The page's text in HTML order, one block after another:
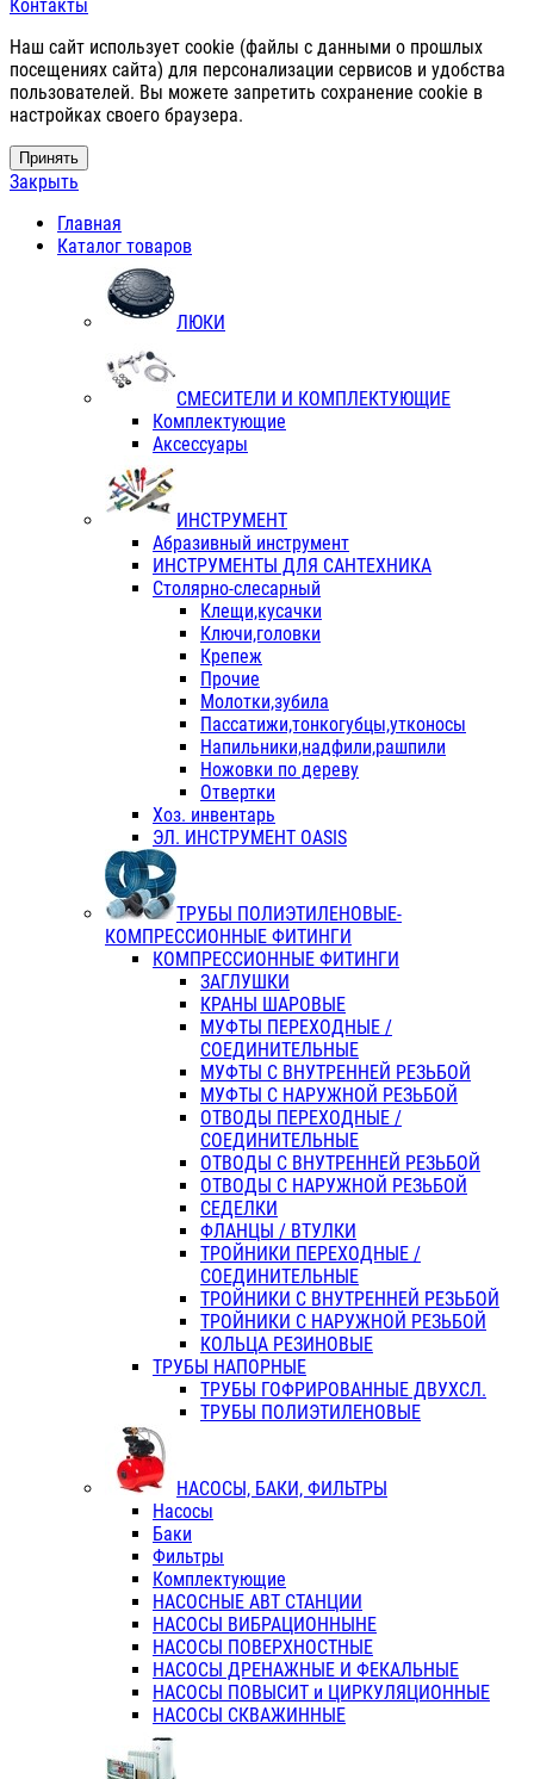
Контакты
Наш сайт использует cookie (файлы с данными о прошлых
посещениях сайта) для персонализации сервисов и удобства
пользователей. Вы можете запретить сохранение cookie в
настройках своего браузера.
Принять
Закрыть
Главная
Каталог товаров
ЛЮКИ
СМЕСИТЕЛИ И КОМПЛЕКТУЮЩИЕ
Комплектующие
Аксессуары
ИНСТРУМЕНТ
Абразивный инструмент
ИНСТРУМЕНТЫ ДЛЯ САНТЕХНИКА
Столярно-слесарный
Клещи,кусачки
Ключи,головки
Крепеж
Прочие
Молотки,зубила
Пассатижи,тонкогубцы,утконосы
Напильники,надфили,рашпили
Ножовки по дереву
Отвертки
Хоз. инвентарь
ЭЛ. ИНСТРУМЕНТ OASIS
ТРУБЫ ПОЛИЭТИЛЕНОВЫЕ-
КОМПРЕССИОННЫЕ ФИТИНГИ
КОМПРЕССИОННЫЕ ФИТИНГИ
ЗАГЛУШКИ
КРАНЫ ШАРОВЫЕ
МУФТЫ ПЕРЕХОДНЫЕ /
СОЕДИНИТЕЛЬНЫЕ
МУФТЫ С ВНУТРЕННЕЙ РЕЗЬБОЙ
МУФТЫ С НАРУЖНОЙ РЕЗЬБОЙ
ОТВОДЫ ПЕРЕХОДНЫЕ /
СОЕДИНИТЕЛЬНЫЕ
ОТВОДЫ С ВНУТРЕННЕЙ РЕЗЬБОЙ
ОТВОДЫ С НАРУЖНОЙ РЕЗЬБОЙ
СЕДЕЛКИ
ФЛАНЦЫ / ВТУЛКИ
ТРОЙНИКИ ПЕРЕХОДНЫЕ /
СОЕДИНИТЕЛЬНЫЕ
ТРОЙНИКИ С ВНУТРЕННЕЙ РЕЗЬБОЙ
ТРОЙНИКИ С НАРУЖНОЙ РЕЗЬБОЙ
КОЛЬЦА РЕЗИНОВЫЕ
ТРУБЫ НАПОРНЫЕ
ТРУБЫ ГОФРИРОВАННЫЕ ДВУХСЛ.
ТРУБЫ ПОЛИЭТИЛЕНОВЫЕ
НАСОСЫ, БАКИ, ФИЛЬТРЫ
Насосы
Баки
Фильтры
Комплектующие
НАСОСНЫЕ АВТ СТАНЦИИ
НАСОСЫ ВИБРАЦИОННЫНЕ
НАСОСЫ ПОВЕРХНОСТНЫЕ
НАСОСЫ ДРЕНАЖНЫЕ И ФЕКАЛЬНЫЕ
НАСОСЫ ПОВЫСИТ и ЦИРКУЛЯЦИОННЫЕ
НАСОСЫ СКВАЖИННЫЕ